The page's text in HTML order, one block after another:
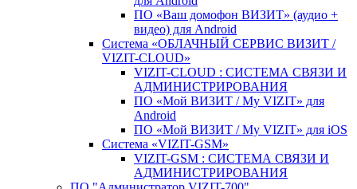
ПО «Ваш домофон ВИЗИТ» (аудио +
видео) для Android
Система «ОБЛАЧНЫЙ СЕРВИС ВИЗИТ /
VIZIT-CLOUD»
VIZIT-CLOUD : СИСТЕМА СВЯЗИ И
АДМИНИСТРИРОВАНИЯ
ПО «Мой ВИЗИТ / My VIZIT» для
Android
ПО «Мой ВИЗИТ / My VIZIT» для iOS
Система «VIZIT-GSM»
VIZIT-GSM : СИСТЕМА СВЯЗИ И
АДМИНИСТРИРОВАНИЯ